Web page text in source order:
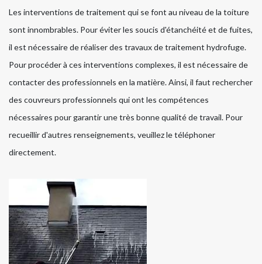
Les interventions de traitement qui se font au niveau de la toiture
sont innombrables. Pour éviter les soucis d'étanchéité et de fuites,
il est nécessaire de réaliser des travaux de traitement hydrofuge.
Pour procéder à ces interventions complexes, il est nécessaire de
contacter des professionnels en la matière. Ainsi, il faut rechercher
des couvreurs professionnels qui ont les compétences
nécessaires pour garantir une très bonne qualité de travail. Pour
recueillir d'autres renseignements, veuillez le téléphoner
directement.